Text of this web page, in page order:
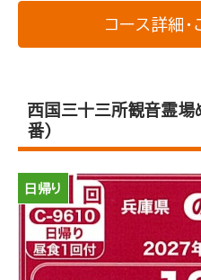
コース詳細・
西国三十三所観音霊
番）
日帰り